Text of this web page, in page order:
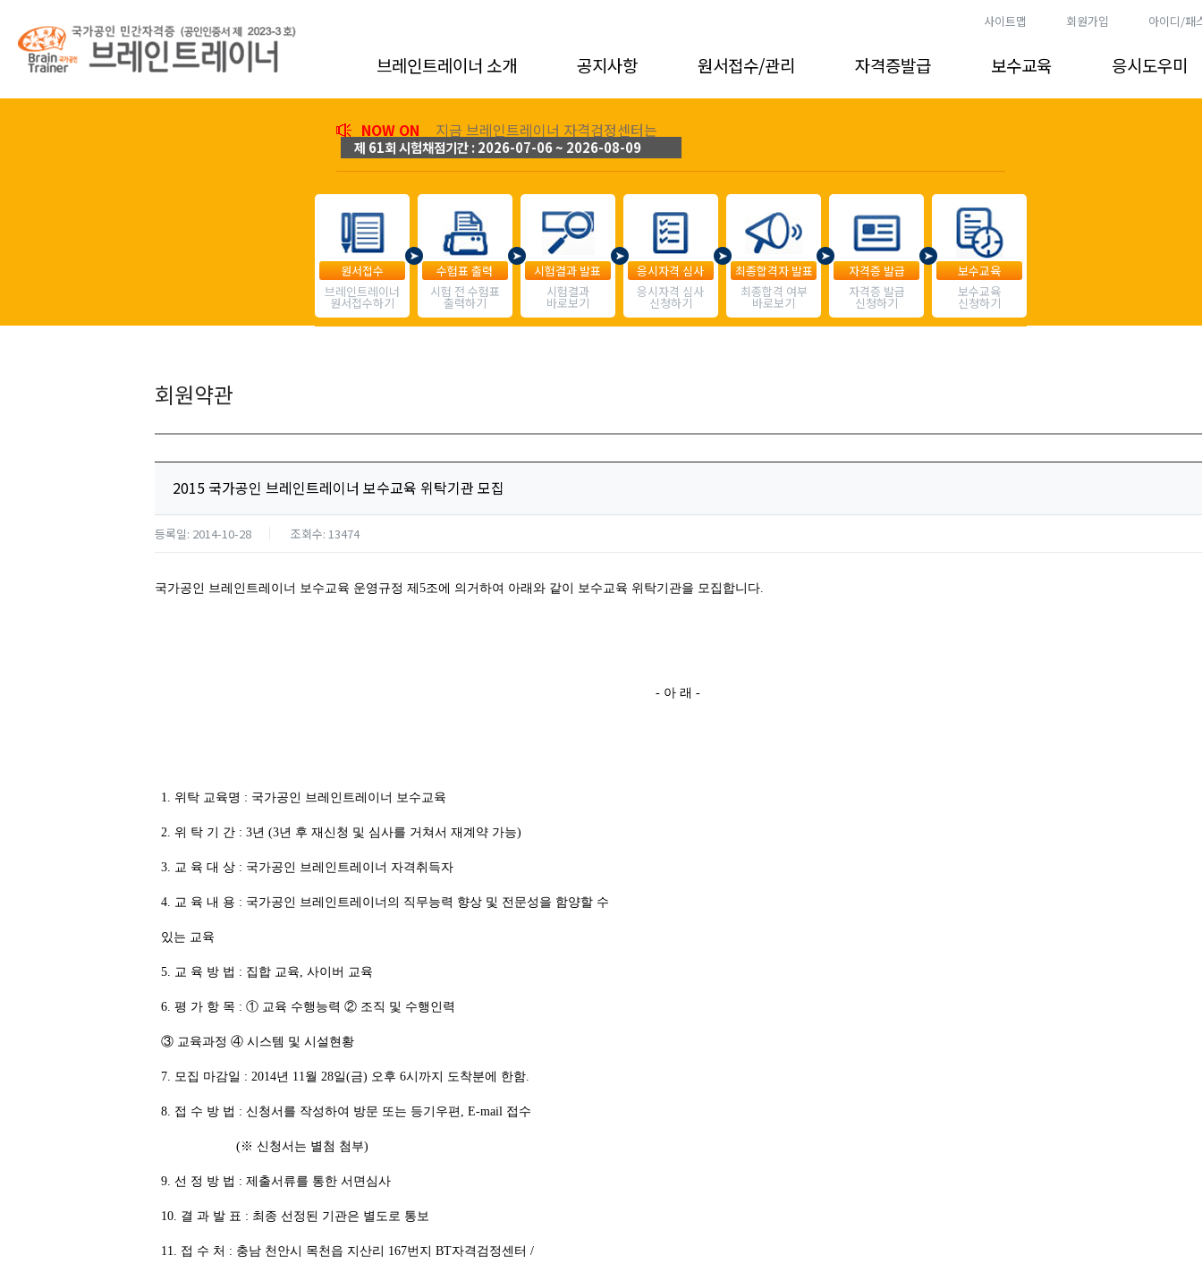
사이트맵 회원가입 아이디/패
브레인트레이너 소개 공지사항 원서접수/관리 자격증발급 보수교육 응시도우미
NOW ON 지금 브레인트레이너 자격검정센터는
제 61회 시험채점기간 : 2026-07-06 ~ 2026-08-09
원서접수
브레인트레이너
원서접수하기
수험표 출력
시험 전 수험표
출력하기
시험결과 발표
시험결과
바로보기
응시자격 심사
응시자격 심사
신청하기
최종합격자 발표
최종합격 여부
바로보기
자격증 발급
자격증 발급
신청하기
보수교육
보수교육
신청하기
회원약관
2015 국가공인 브레인트레이너 보수교육 위탁기관 모집
등록일: 2014-10-28 조회수: 13474
국가공인 브레인트레이너 보수교육 운영규정 제5조에 의거하여 아래와 같이 보수교육 위탁기관을 모집합니다.
- 아 래 -
1. 위탁 교육명 : 국가공인 브레인트레이너 보수교육
2. 위 탁 기 간 : 3년 (3년 후 재신청 및 심사를 거쳐서 재계약 가능)
3. 교 육 대 상 : 국가공인 브레인트레이너 자격취득자
4. 교 육 내 용 : 국가공인 브레인트레이너의 직무능력 향상 및 전문성을 함양할 수
있는 교육
5. 교 육 방 법 : 집합 교육, 사이버 교육
6. 평 가 항 목 : ① 교육 수행능력 ② 조직 및 수행인력
③ 교육과정 ④ 시스템 및 시설현황
7. 모집 마감일 : 2014년 11월 28일(금) 오후 6시까지 도착분에 한함.
8. 접 수 방 법 : 신청서를 작성하여 방문 또는 등기우편, E-mail 접수
(※ 신청서는 별첨 첨부)
9. 선 정 방 법 : 제출서류를 통한 서면심사
10. 결 과 발 표 : 최종 선정된 기관은 별도로 통보
11. 접 수 처 : 충남 천안시 목천읍 지산리 167번지 BT자격검정센터 /